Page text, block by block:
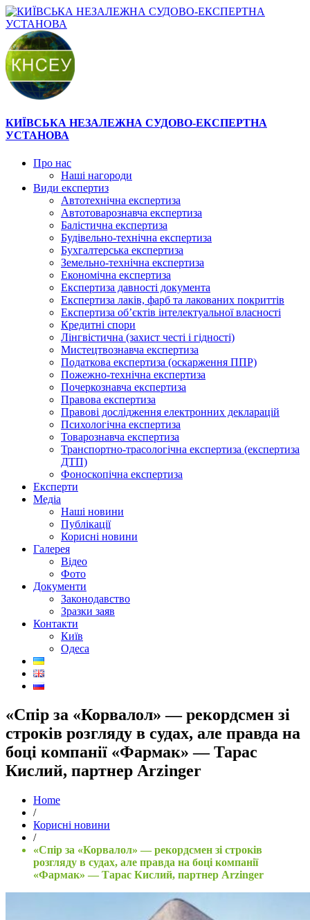
КИЇВСЬКА НЕЗАЛЕЖНА СУДОВО-ЕКСПЕРТНА
УСТАНОВА
Про нас
Наші нагороди
Види експертиз
Автотехнічна експертиза
Автотоварознавча експертиза
Балістична експертиза
Будівельно-технічна експертиза
Бухгалтерська експертиза
Земельно-технічна експертиза
Економічна експертиза
Експертиза давності документа
Експертиза лаків, фарб та лакованих покриттів
Експертиза об’єктів інтелектуальної власності
Кредитні спори
Лінгвістична (захист честі і гідності)
Мистецтвознавча експертиза
Податкова експертиза (оскарження ППР)
Пожежно-технічна експертиза
Почеркознавча експертиза
Правова експертиза
Правові дослідження електронних декларацій
Психологічна експертиза
Товарознавча експертиза
Транспортно-трасологічна експертиза (експертиза
ДТП)
Фоноскопічна експертиза
Експерти
Медіа
Наші новини
Публікації
Корисні новини
Галерея
Відео
Фото
Документи
Законодавство
Зразки заяв
Контакти
Київ
Одеса
«Спір за «Корвалол» — рекордсмен зі
строків розгляду в судах, але правда на
боці компанії «Фармак» — Тарас
Кислий, партнер Arzinger
Home
/
Корисні новини
/
«Спір за «Корвалол» — рекордсмен зі строків
розгляду в судах, але правда на боці компанії
«Фармак» — Тарас Кислий, партнер Arzinger